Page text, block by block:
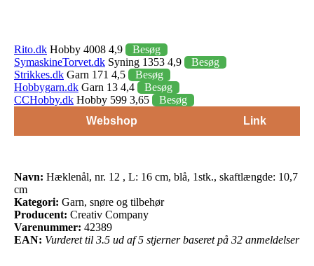
Rito.dk Hobby 4008 4,9
Besøg
SymaskineTorvet.dk Syning 1353 4,9
Besøg
Strikkes.dk Garn 171 4,5
Besøg
Hobbygarn.dk Garn 13 4,4
Besøg
CCHobby.dk Hobby 599 3,65
Besøg
Webshop
Link
Navn: Hæklenål, nr. 12 , L: 16 cm, blå, 1stk., skaftlængde: 10,7
cm
Kategori: Garn, snøre og tilbehør
Producent: Creativ Company
Varenummer: 42389
EAN: Vurderet til 3.5 ud af 5 stjerner baseret på 32 anmeldelser